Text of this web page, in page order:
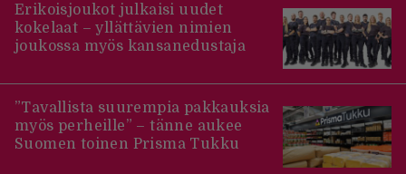
Erikoisjoukot julkaisi uudet
kokelaat – yllättävien nimien
joukossa myös kansanedustaja
”Tavallista suurempia pakkauksia
myös perheille” – tänne aukee
Suomen toinen Prisma Tukku